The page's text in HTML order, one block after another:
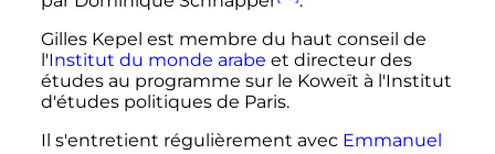
Gilles Kepel est membre du haut conseil de
l'Institut du monde arabe et directeur des
études au programme sur le Koweït à l'Institut
d'études politiques de Paris.
Il s'entretient régulièrement avec Emmanuel